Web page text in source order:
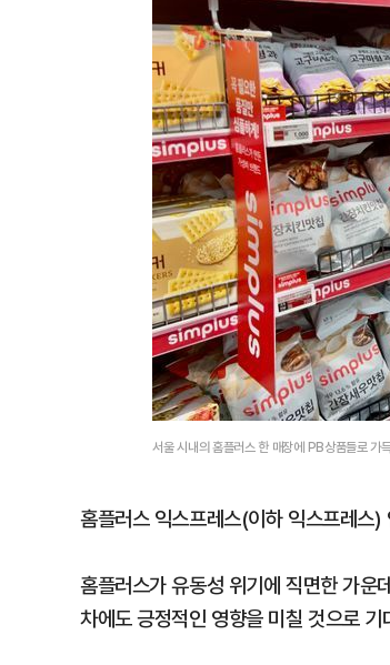
서울 시내의 홈플러스 한 매장에 PB상품들로
홈플러스 익스프레스(이하 익스프레스
홈플러스가 유동성 위기에 직면한 가운
차에도 긍정적인 영향을 미칠 것으로